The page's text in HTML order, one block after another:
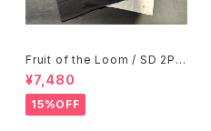
Fruit of the Loom / SD 2Pa
ck T/Awesome ２カラーオリ
ジナルパック
¥7,480
15%OFF